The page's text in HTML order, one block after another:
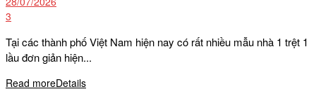
3
Tại các thành phố Việt Nam hiện nay có rất nhiều mẫu nhà 1 trệt 1
lầu đơn giản hiện...
Read moreDetails